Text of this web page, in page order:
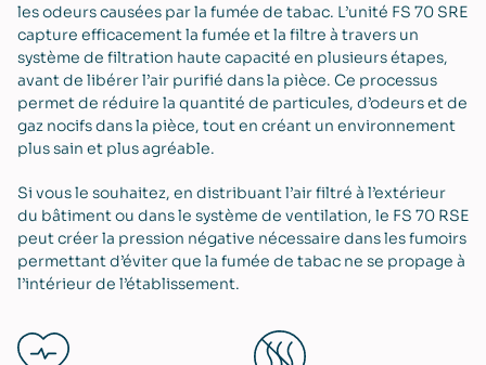
les odeurs causées par la fumée de tabac. L’unité FS 70 SRE
capture efficacement la fumée et la filtre à travers un
système de filtration haute capacité en plusieurs étapes,
avant de libérer l’air purifié dans la pièce. Ce processus
permet de réduire la quantité de particules, d’odeurs et de
gaz nocifs dans la pièce, tout en créant un environnement
plus sain et plus agréable.
Si vous le souhaitez, en distribuant l’air filtré à l’extérieur
du bâtiment ou dans le système de ventilation, le FS 70 RSE
peut créer la pression négative nécessaire dans les fumoirs
permettant d’éviter que la fumée de tabac ne se propage à
l’intérieur de l’établissement.